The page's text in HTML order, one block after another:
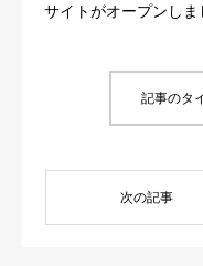
サイトがオープンしま
記事のタ
次の記事